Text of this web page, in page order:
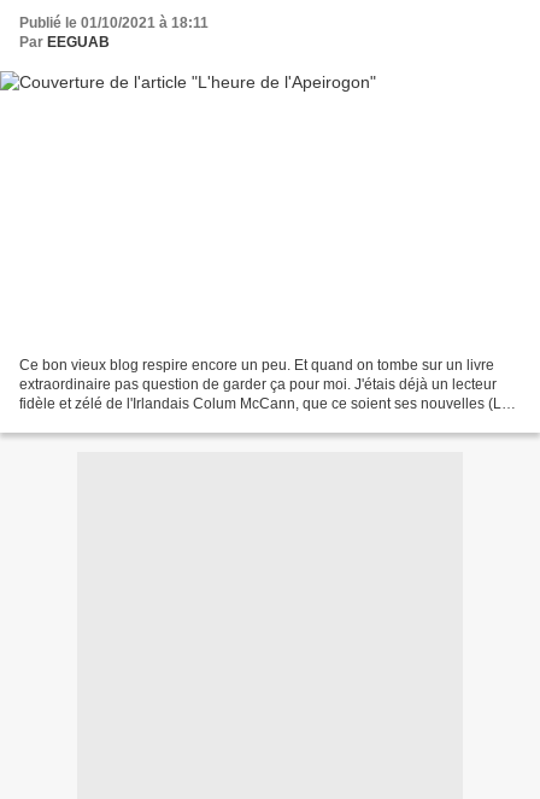
Publié le 01/10/2021 à 18:11
Par EEGUAB
Ce bon vieux blog respire encore un peu. Et quand on tombe sur un livre
extraordinaire pas question de garder ça pour moi. J'étais déjà un lecteur
fidèle et zélé de l'Irlandais Colum McCann, que ce soient ses nouvelles (La